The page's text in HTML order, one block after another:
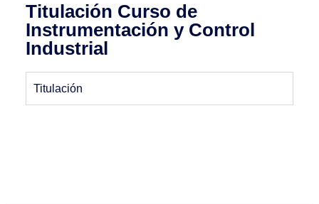
Titulación Curso de
Instrumentación y Control
Industrial
Titulación